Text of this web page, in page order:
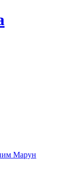
Марун